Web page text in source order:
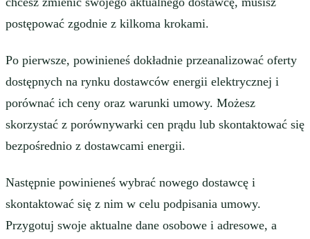
postępować zgodnie z kilkoma krokami.
Po pierwsze, powinieneś dokładnie przeanalizować oferty
dostępnych na rynku dostawców energii elektrycznej i
porównać ich ceny oraz warunki umowy. Możesz
skorzystać z porównywarki cen prądu lub skontaktować się
bezpośrednio z dostawcami energii.
Następnie powinieneś wybrać nowego dostawcę i
skontaktować się z nim w celu podpisania umowy.
Przygotuj swoje aktualne dane osobowe i adresowe, a